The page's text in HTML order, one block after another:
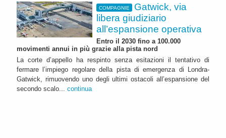
COMPAGNIE
Gatwick, via
libera giudiziario
all’espansione operativa
Entro il 2030 fino a 100.000
movimenti annui in più grazie alla pista nord
La corte d’appello ha respinto senza esitazioni il tentativo di
fermare l’impiego regolare della pista di emergenza di Londra-
Gatwick, rimuovendo uno degli ultimi ostacoli all’espansione del
secondo scalo... continua